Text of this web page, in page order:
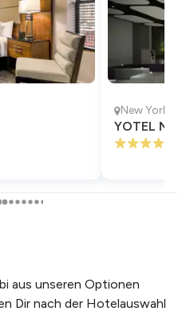
New York
YOTEL
aus unseren Optionen
Dir nach der Hotelauswahl